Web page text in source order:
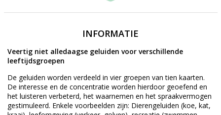
INFORMATIE
Veertig niet alledaagse geluiden voor verschillende
leeftijdsgroepen
De geluiden worden verdeeld in vier groepen van tien kaarten.
De interesse en de concentratie worden hierdoor geoefend en
het luisteren verbeterd, het waarnemen en het spraakvermogen
gestimuleerd. Enkele voorbeelden zijn: Dierengeluiden (koe, kat,